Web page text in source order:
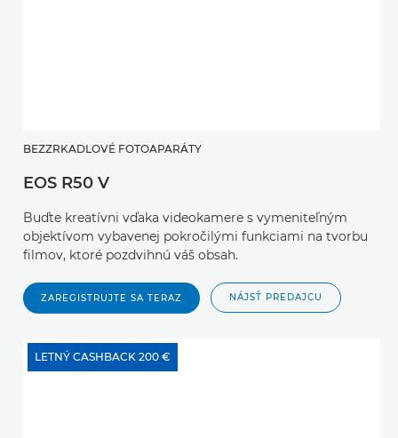
BEZZRKADLOVÉ FOTOAPARÁTY
EOS R50 V
Buďte kreatívni vďaka videokamere s vymeniteľným
objektívom vybavenej pokročilými funkciami na tvorbu
filmov, ktoré pozdvihnú váš obsah.
ZAREGISTRUJTE SA TERAZ NÁJSŤ PREDAJCU
LETNÝ CASHBACK 200 €